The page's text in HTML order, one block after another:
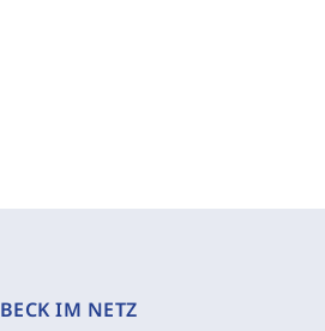
IM NETZ